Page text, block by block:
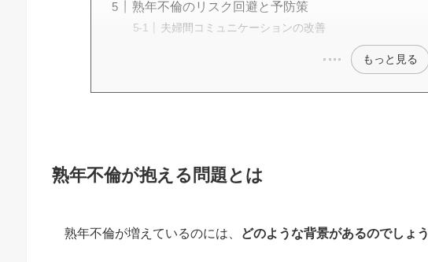
熟年不倫のリスク回避と予防策
夫婦間コミュニケーションの改善
もっと見る
熟年不倫が抱える問題とは
熟年不倫が増えているのには、 どのような背景があるのでしょう